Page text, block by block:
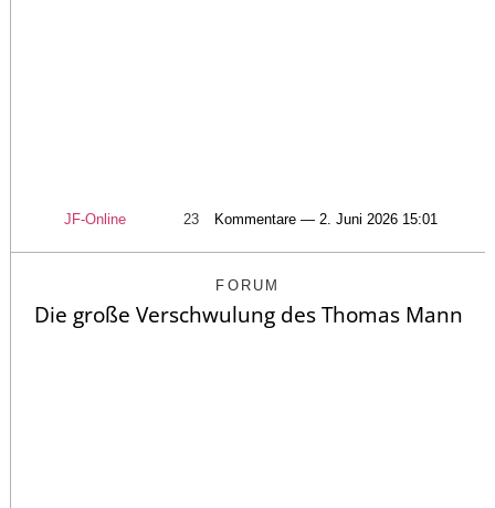
JF-Online 23 Kommentare — 2. Juni 2026 15:01
FORUM
Die große Verschwulung des Thomas Mann